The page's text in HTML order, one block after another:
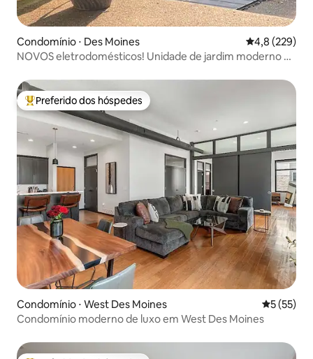
Condomínio ⋅ Des Moines 4,8 de uma
4,8 (229)
NOVOS eletrodomésticos! Unidade de jardim moderno de
Entre os melhores preferidos dos hóspedes
Preferido dos hóspedes
Condomínio ⋅ West Des Moines 5 de uma
5 (55)
Condomínio moderno de luxo em West Des Moines